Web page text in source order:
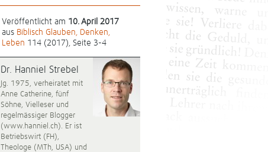
Veröffentlicht am 10. April 2017
aus Biblisch Glauben, Denken,
Leben 114 (2017), Seite 3-4
Dr. Hanniel Strebel
Jg. 1975, verheiratet mit
Anne Catherine, fünf
Söhne, Vielleser und
regelmässiger Blogger
(www.hanniel.ch). Er ist
Betriebswirt (FH),
Theologe (MTh, USA) und